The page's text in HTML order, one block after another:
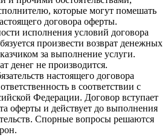
которые могут помешать
договора оферты.
исполнения условий договора
произвести возврат денежных
за выполнение услуги.
денег не производится.
настоящего договора
в соответствии с
Федерации. Договор вступает
оферты и действует до выполнения
Спорные вопросы решаются